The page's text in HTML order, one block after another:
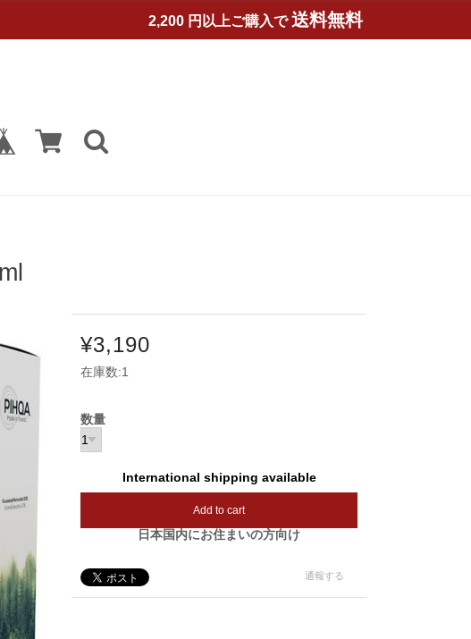
2,200 円以上ご購入で 送料無料
¥3,190
在庫数:1
数量
International shipping available
Add to cart
日本国内にお住まいの方向け
通報する